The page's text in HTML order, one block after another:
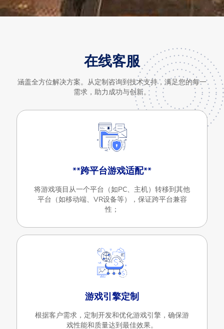
在线客服
涵盖全方位解决方案。从定制咨询到技术支持，满足您的每一
需求，助力成功与创新。
**跨平台游戏适配**
将游戏项目从一个平台（如PC、主机）转移到其他
平台（如移动端、VR设备等），保证跨平台兼容
性；
游戏引擎定制
根据客户需求，定制开发和优化游戏引擎，确保游
戏性能和质量达到最佳效果。